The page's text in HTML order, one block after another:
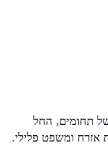
תחומים, החל
אזרח ומשפט פלילי.